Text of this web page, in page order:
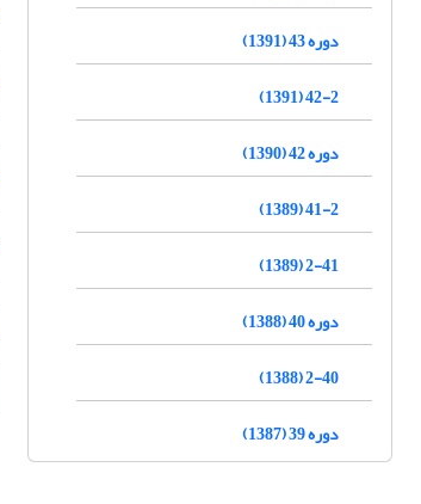
دوره 43 (1391)
42-2 (1391)
دوره 42 (1390)
41-2 (1389)
2-41 (1389)
دوره 40 (1388)
2-40 (1388)
دوره 39 (1387)